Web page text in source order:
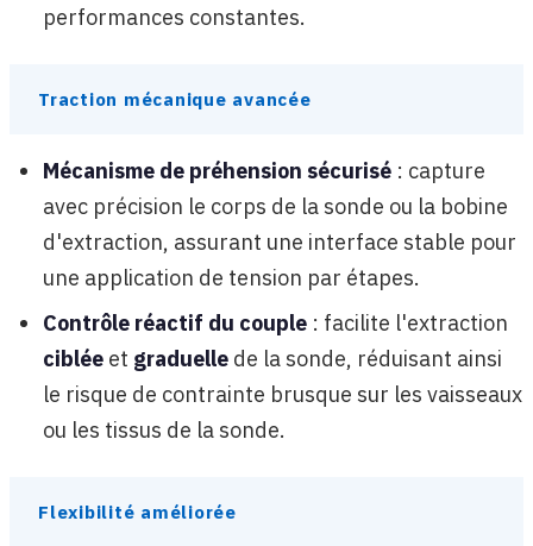
performances constantes.
Traction mécanique avancée
Mécanisme de préhension sécurisé : capture
avec précision le corps de la sonde ou la bobine
d'extraction, assurant une interface stable pour
une application de tension par étapes.
Contrôle réactif du couple : facilite l'extraction
ciblée et graduelle de la sonde, réduisant ainsi
le risque de contrainte brusque sur les vaisseaux
ou les tissus de la sonde.
Flexibilité améliorée